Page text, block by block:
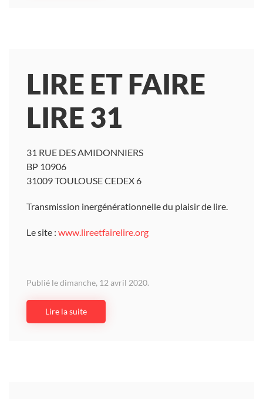
LIRE ET FAIRE
LIRE 31
31 RUE DES AMIDONNIERS
BP 10906
31009 TOULOUSE CEDEX 6
Transmission inergénérationnelle du plaisir de lire.
Le site : www.lireetfairelire.org
Publié le dimanche, 12 avril 2020.
Lire la suite